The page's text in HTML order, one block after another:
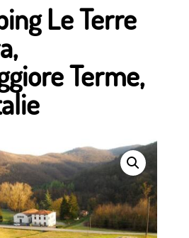
Le Terre
Terme,